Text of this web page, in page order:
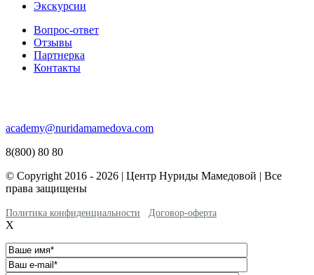
Экскурсии
Вопрос-ответ
Отзывы
Партнерка
Контакты
academy@nuridamamedova.com
8(800) 80 80
© Copyright 2016 - 2026 | Центр Нуриды Мамедовой | Все
права защищены
Политика конфиденциальности Договор-оферта
X